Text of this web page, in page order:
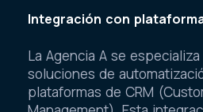
Integración con
La Agencia A se
soluciones de
plataformas de CRM